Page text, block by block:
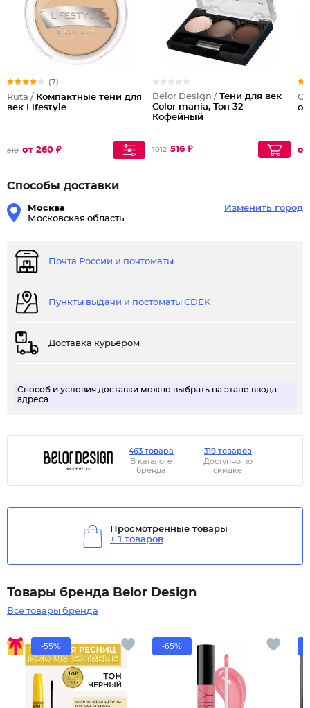
(7)
Ruta / Компактные тени для
век Lifestyle
310 от 260 ₽
Belor Design / Тени для век
Color mania, Тон 32
Кофейный
1012 516 ₽ от
Способы доставки
Москва
Московская область
Изменить город
Почта России и почтоматы
Пункты выдачи и постоматы CDEK
Доставка курьером
Способ и условия доставки можно выбрать на этапе ввода
адреса
463 товара
В каталоге
бренда
319 товаров
Доступно по
скидке
Просмотренные товары
+ 1 товаров
Товары бренда Belor Design
Все товары бренда
-55% -65%